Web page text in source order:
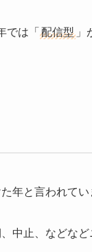
では「 配信型 」
年と言われてい
中止、などな